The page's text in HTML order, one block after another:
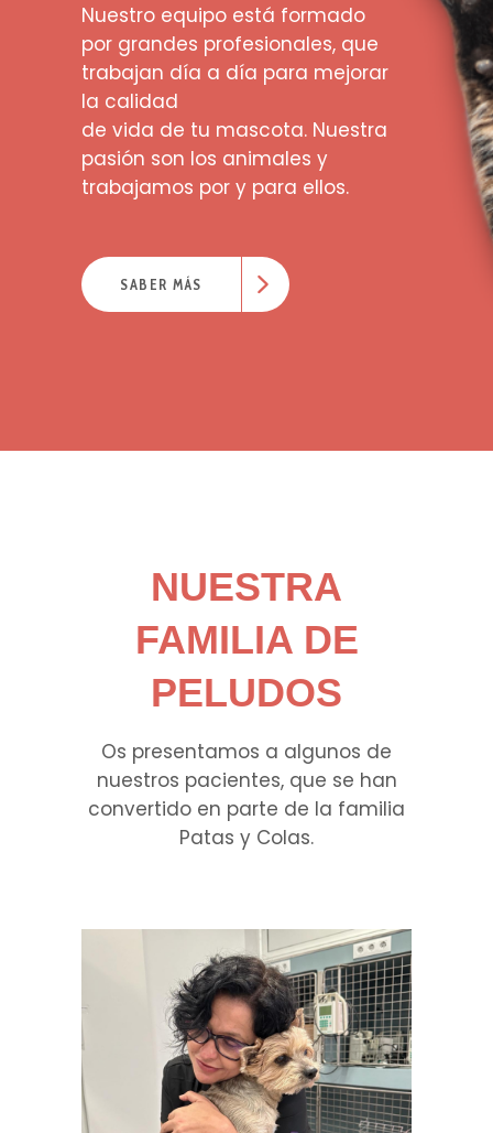
Nuestro equipo está formado
por grandes profesionales, que
trabajan día a día para mejorar
la calidad
de vida de tu mascota. Nuestra
pasión son los animales y
trabajamos por y para ellos.
SABER MÁS
NUESTRA
FAMILIA DE
PELUDOS
Os presentamos a algunos de
nuestros pacientes, que se han
convertido en parte de la familia
Patas y Colas.